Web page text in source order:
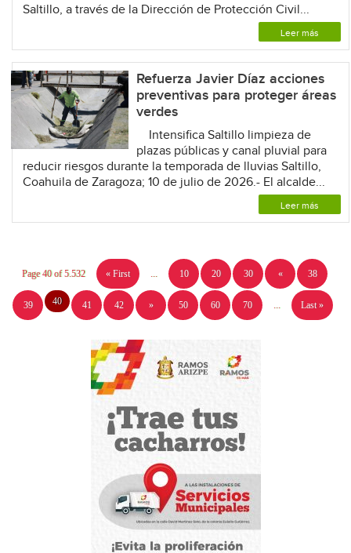
Saltillo, a través de la Dirección de Protección Civil...
Leer más
Refuerza Javier Díaz acciones
preventivas para proteger áreas
verdes
Intensifica Saltillo limpieza de
plazas públicas y canal pluvial para
reducir riesgos durante la temporada de lluvias Saltillo,
Coahuila de Zaragoza; 10 de julio de 2026.- El alcalde...
Leer más
Page 40 of 5.532 « First 10 20 30 « 38
39 40 41 42 » 50 60 70 Last »